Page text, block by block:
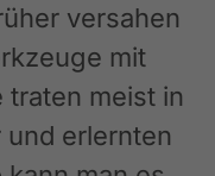
versahen
mit
traten meist in
und erlernten